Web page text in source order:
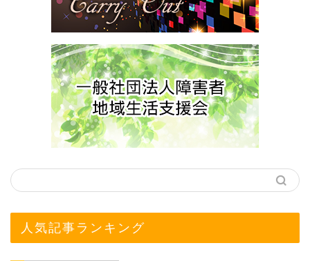
人気記事ランキング